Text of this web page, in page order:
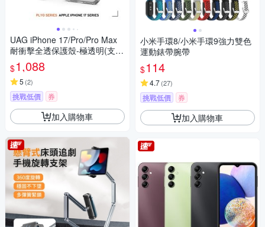
UAG iPhone 17/Pro/Pro Max
耐衝擊全透保護殼-極透明(支援
無線充電 手機殼)
$1,088
5 (2)
挑戰低價 券
加入購物車
小米手環8/小米手環9強力雙色
運動錶帶腕帶
$114
4.7(27)
挑戰低價 券
加入購物車